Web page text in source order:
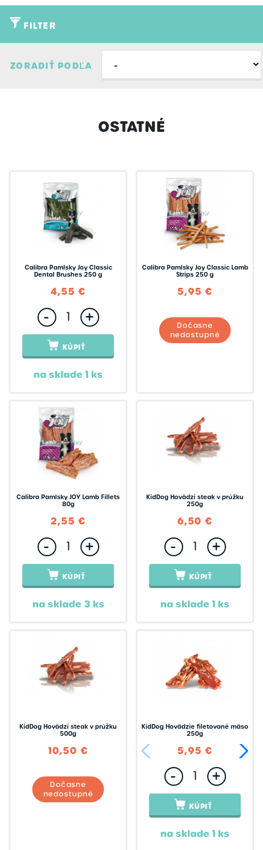
FILTER
Nobby
Salač
OSTATNÉ
ZORADIŤ PODĽA
Calibra Pamlsky Joy Classic
Dental Brushes 250 g
4,55 €
- +
KÚPIŤ
na sklade 1 ks
Calibra Pamlsky Joy Classic Lamb
Strips 250 g
5,95 €
Dočasne
nedostupné
Calibra Pamlsky JOY Lamb Fillets
80g
2,55 €
- +
KÚPIŤ
na sklade 3 ks
KidDog Hovädzí steak v prúžku
250g
6,50 €
- +
KÚPIŤ
na sklade 1 ks
KidDog Hovädzí steak v prúžku
500g
10,50 €
Dočasne
nedostupné
KidDog Hovädzie filetované mäso
250g
5,95 €
- +
KÚPIŤ
na sklade 1 ks